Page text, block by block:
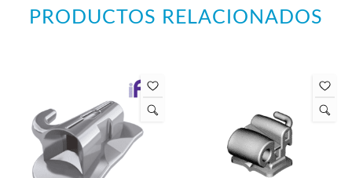
PRODUCTOS RELACIONADOS